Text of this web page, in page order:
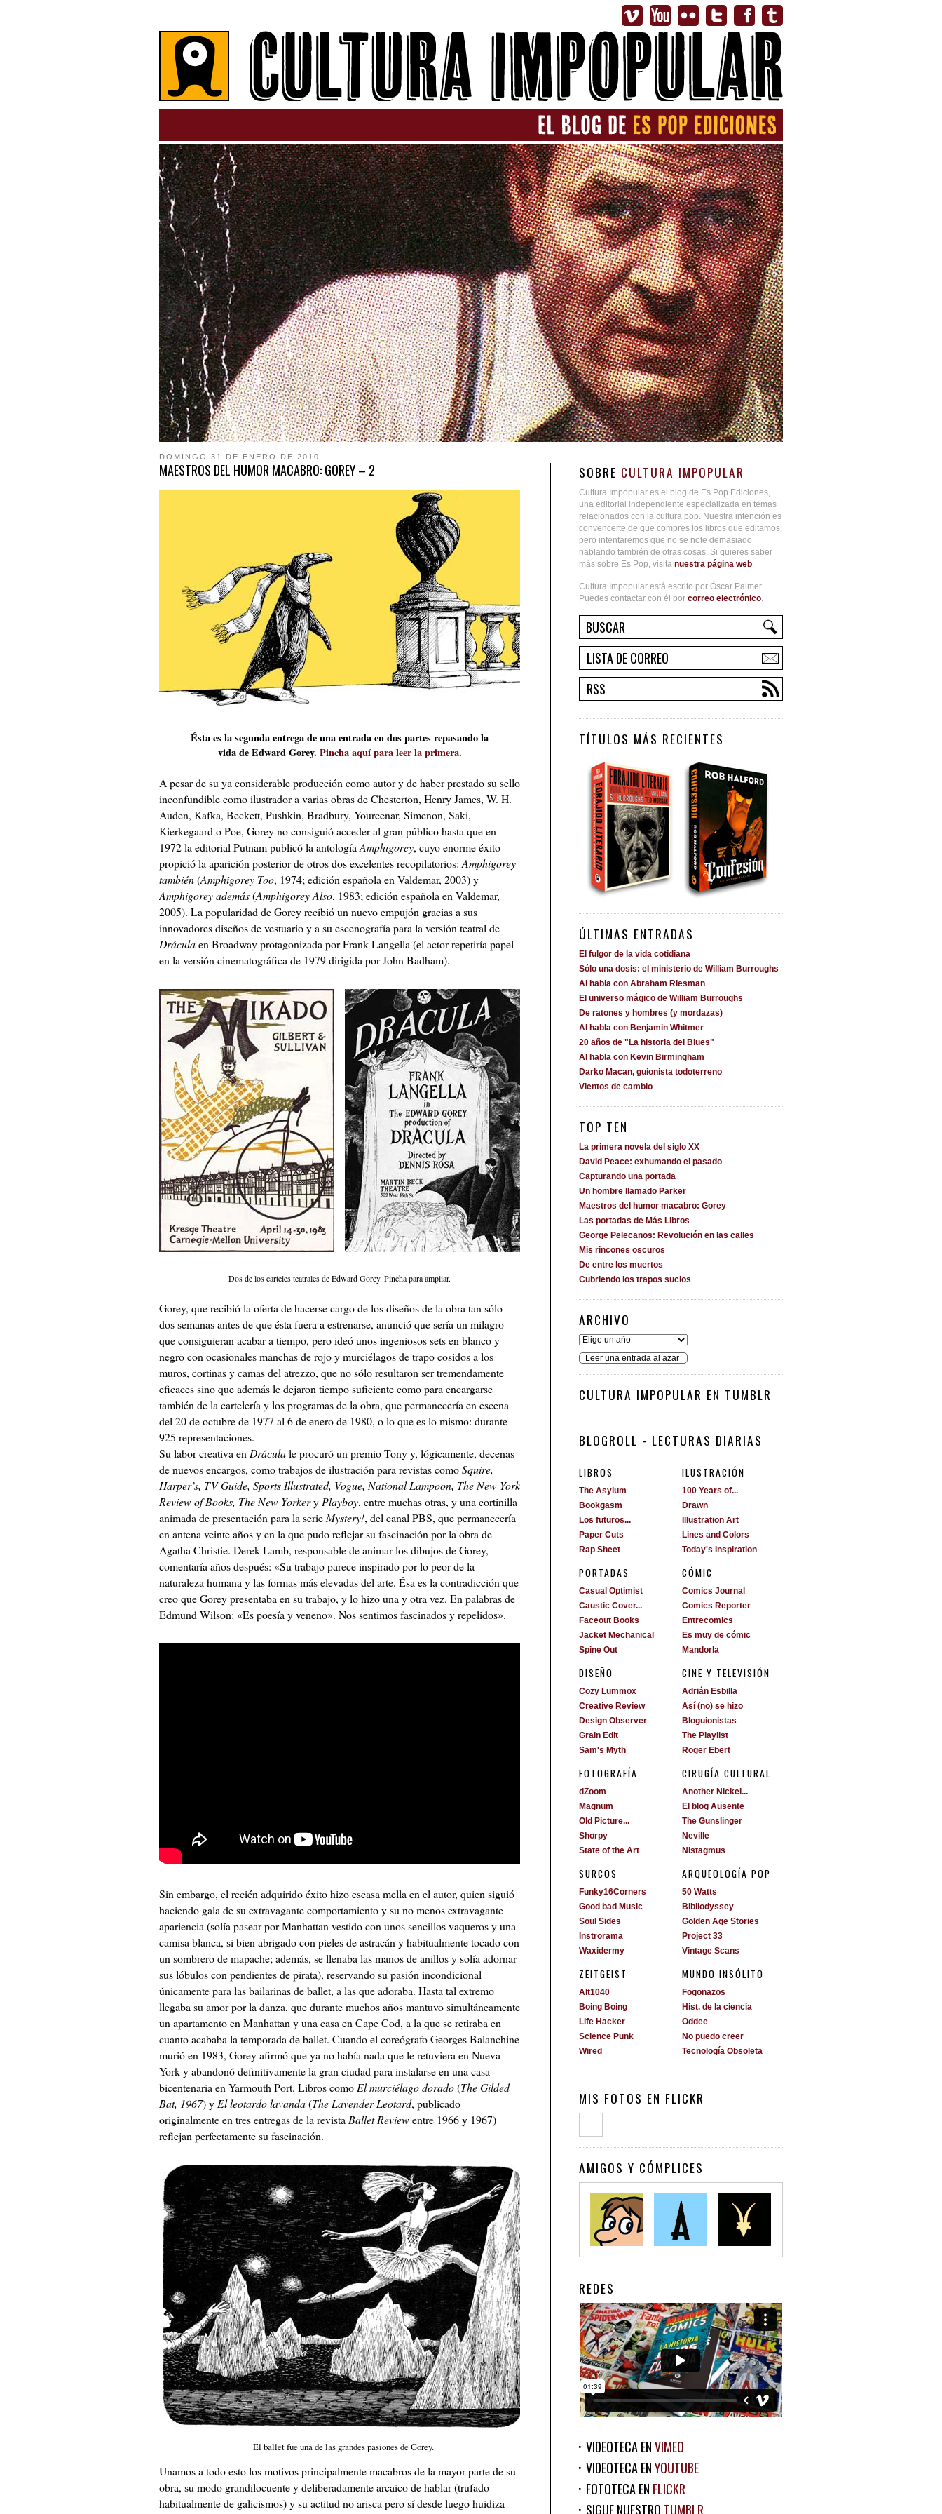
DOMINGO 31 DE ENERO DE 2010
MAESTROS DEL HUMOR MACABRO: GOREY – 2
Ésta es la segunda entrega de una entrada en dos partes repasando la
vida de Edward Gorey. Pincha aquí para leer la primera.
A pesar de su ya considerable producción como autor y de haber prestado su sello
inconfundible como ilustrador a varias obras de Chesterton, Henry James, W. H.
Auden, Kafka, Beckett, Pushkin, Bradbury, Yourcenar, Simenon, Saki,
Kierkegaard o Poe, Gorey no consiguió acceder al gran público hasta que en
1972 la editorial Putnam publicó la antología Amphigorey, cuyo enorme éxito
propició la aparición posterior de otros dos excelentes recopilatorios: Amphigorey
también(Amphigorey Too, 1974; edición española en Valdemar, 2003) y
Amphigorey además(Amphigorey Also, 1983; edición española en Valdemar,
2005). La popularidad de Gorey recibió un nuevo empujón gracias a sus
innovadores diseños de vestuario y a su escenografía para la versión teatral de
Dráculaen Broadway protagonizada por Frank Langella (el actor repetiría papel
en la versión cinematográfica de 1979 dirigida por John Badham).
Dos de los carteles teatrales de Edward Gorey. Pincha para ampliar.
Gorey, que recibió la oferta de hacerse cargo de los diseños de la obra tan sólo
dos semanas antes de que ésta fuera a estrenarse, anunció que sería un milagro
que consiguieran acabar a tiempo, pero ideó unos ingeniosos sets en blanco y
negro con ocasionales manchas de rojo y murciélagos de trapo cosidos a los
muros, cortinas y camas del atrezzo, que no sólo resultaron ser tremendamente
eficaces sino que además le dejaron tiempo suficiente como para encargarse
también de la cartelería y los programas de la obra, que permanecería en escena
del 20 de octubre de 1977 al 6 de enero de 1980, o lo que es lo mismo: durante
925 representaciones.
Su labor creativa en Dráculale procuró un premio Tony y, lógicamente, decenas
de nuevos encargos, como trabajos de ilustración para revistas comoSquire,
Harper’s, TV Guide, Sports Illustrated, Vogue, National Lampoon, The New York
Review of Books, The New Yorkery Playboy, entre muchas otras, y una cortinilla
animada de presentación para la serie Mystery!, del canal PBS, que permanecería
en antena veinte años y en la que pudo reflejar su fascinación por la obra de
Agatha Christie. Derek Lamb, responsable de animar los dibujos de Gorey,
comentaría años después: «Su trabajo parece inspirado por lo peor de la
naturaleza humana y las formas más elevadas del arte. Ésa es la contradicción que
creo que Gorey presentaba en su trabajo, y lo hizo una y otra vez. En palabras de
Edmund Wilson: «Es poesía y veneno». Nos sentimos fascinados y repelidos».
Sin embargo, el recién adquirido éxito hizo escasa mella en el autor, quien siguió
haciendo gala de su extravagante comportamiento y su no menos extravagante
apariencia (solía pasear por Manhattan vestido con unos sencillos vaqueros y una
camisa blanca, si bien abrigado con pieles de astracán y habitualmente tocado con
un sombrero de mapache; además, se llenaba las manos de anillos y solía adornar
sus lóbulos con pendientes de pirata), reservando su pasión incondicional
únicamente para las bailarinas de ballet, a las que adoraba. Hasta tal extremo
llegaba su amor por la danza, que durante muchos años mantuvo simultáneamente
un apartamento en Manhattan y una casa en Cape Cod, a la que se retiraba en
cuanto acababa la temporada de ballet. Cuando el coreógrafo Georges Balanchine
murió en 1983, Gorey afirmó que ya no había nada que le retuviera en Nueva
York y abandonó definitivamente la gran ciudad para instalarse en una casa
bicentenaria en Yarmouth Port. Libros como El murciélago dorado(The Gilded
Bat, 1967) y El leotardo lavanda(The Lavender Leotard, publicado
originalmente en tres entregas de la revista Ballet Reviewentre 1966 y 1967)
reflejan perfectamente su fascinación.
El ballet fue una de las grandes pasiones de Gorey.
Unamos a todo esto los motivos principalmente macabros de la mayor parte de su
obra, su modo grandilocuente y deliberadamente arcaico de hablar (trufado
habitualmente de galicismos) y su actitud no arisca pero sí desde luego huidiza
SOBRE CULTURA IMPOPULAR
Cultura Impopular es el blog de Es Pop Ediciones,
una editorial independiente especializada en temas
relacionados con la cultura pop. Nuestra intención es
convencerte de que compres los libros que editamos,
pero intentaremos que no se note demasiado
hablando también de otras cosas. Si quieres saber
más sobre Es Pop, visita nuestra página web
Cultura Impopular está escrito por Óscar Palmer.
Puedes contactar con él por correo electrónico
LISTA DE CORREO
RSS
TÍTULOS MÁS RECIENTES
ÚLTIMAS ENTRADAS
El fulgor de la vida cotidiana
Sólo una dosis: el ministerio de William Burroughs
Al habla con Abraham Riesman
El universo mágico de William Burroughs
De ratones y hombres (y mordazas)
Al habla con Benjamin Whitmer
20 años de "La historia del Blues"
Al habla con Kevin Birmingham
Darko Macan, guionista todoterreno
Vientos de cambio
TOP TEN
La primera novela del siglo XX
David Peace: exhumando el pasado
Capturando una portada
Un hombre llamado Parker
Maestros del humor macabro: Gorey
Las portadas de Más Libros
George Pelecanos: Revolución en las calles
Mis rincones oscuros
De entre los muertos
Cubriendo los trapos sucios
ARCHIVO
Leer una entrada al azar
CULTURA IMPOPULAR EN TUMBLR
BLOGROLL - LECTURAS DIARIAS
LIBROS
The Asylum
Bookgasm
Los futuros...
Paper Cuts
Rap Sheet
PORTADAS
Casual Optimist
Caustic Cover...
Faceout Books
Jacket Mechanical
Spine Out
DISEÑO
Cozy Lummox
Creative Review
Design Observer
Grain Edit
Sam's Myth
FOTOGRAFÍA
dZoom
Magnum
Old Picture...
Shorpy
State of the Art
SURCOS
Funky16Corners
Good bad Music
Soul Sides
Instrorama
Waxidermy
ZEITGEIST
Alt1040
Boing Boing
Life Hacker
Science Punk
Wired
ILUSTRACIÓN
100 Years of...
Drawn
Illustration Art
Lines and Colors
Today's Inspiration
CÓMIC
Comics Journal
Comics Reporter
Entrecomics
Es muy de cómic
Mandorla
CINE Y TELEVISIÓN
Adrián Esbilla
Así (no) se hizo
Bloguionistas
The Playlist
Roger Ebert
CIRUGÍA CULTURAL
Another Nickel...
El blog Ausente
The Gunslinger
Neville
Nistagmus
ARQUEOLOGÍA POP
50 Watts
Bibliodyssey
Golden Age Stories
Project 33
Vintage Scans
MUNDO INSÓLITO
Fogonazos
Hist. de la ciencia
Oddee
No puedo creer
Tecnología Obsoleta
MIS FOTOS EN FLICKR
AMIGOS Y CÓMPLICES
REDES
VIDEOTECA ENVIMEO
VIDEOTECA ENYOUTUBE
FOTOTECA EN FLICKR
SIGUE NUESTRO TUMBLR